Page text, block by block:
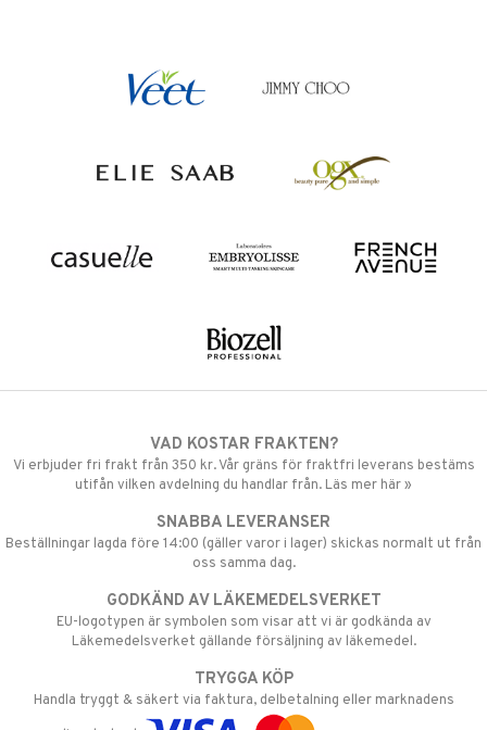
VAD KOSTAR FRAKTEN?
Vi erbjuder fri frakt från 350 kr. Vår gräns för fraktfri leverans bestäms
utifån vilken avdelning du handlar från. Läs mer här »
SNABBA LEVERANSER
Beställningar lagda före 14:00 (gäller varor i lager) skickas normalt ut från
oss samma dag.
GODKÄND AV LÄKEMEDELSVERKET
EU-logotypen är symbolen som visar att vi är godkända av
Läkemedelsverket gällande försäljning av läkemedel.
TRYGGA KÖP
Handla tryggt & säkert via faktura, delbetalning eller marknadens